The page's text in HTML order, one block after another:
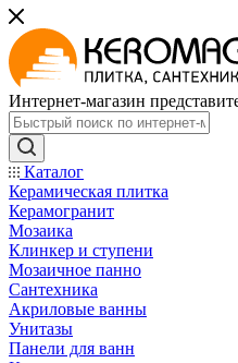
Интернет-магазин
Каталог
Керамическая плитка
Керамогранит
Мозаика
Клинкер и ступени
Мозаичное панно
Сантехника
Акриловые ванны
Унитазы
Панели для ванн